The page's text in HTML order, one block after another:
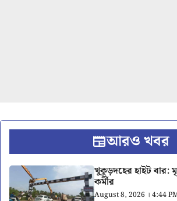
আরও খবর
খুকুড়দহের হাইট বার:
কর্মীর
August 8, 2026 । 4:44